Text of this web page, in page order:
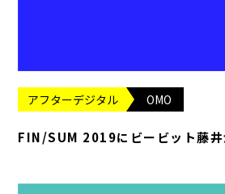
アフターデジタル OMO
FIN/SUM 2019にビービット藤井